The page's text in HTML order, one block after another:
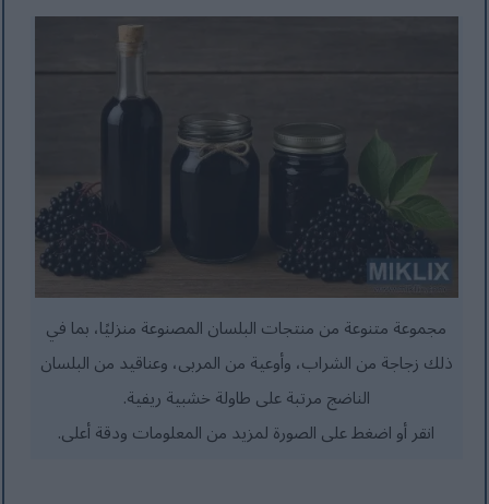
مجموعة متنوعة من منتجات البلسان المصنوعة منزليًا، بما في
ذلك زجاجة من الشراب، وأوعية من المربى، وعناقيد من البلسان
الناضج مرتبة على طاولة خشبية ريفية.
انقر أو اضغط على الصورة لمزيد من المعلومات ودقة أعلى.